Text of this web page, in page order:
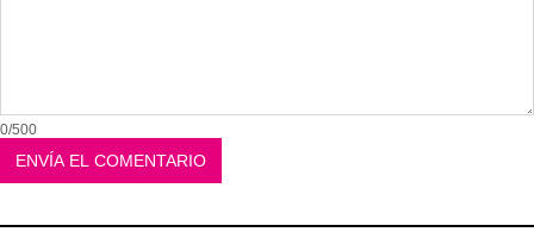
0/500